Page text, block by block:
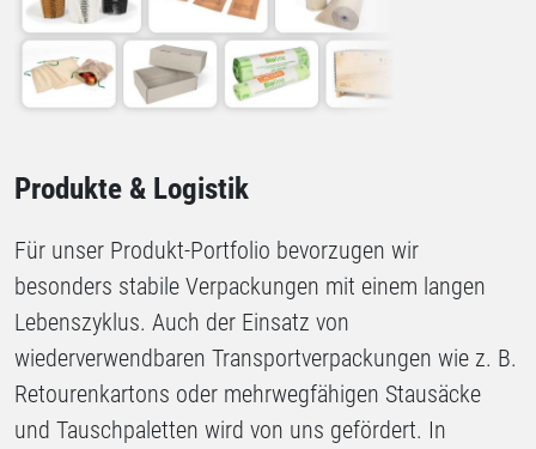
Produkte & Logistik
Für unser Produkt-Portfolio bevorzugen wir
besonders stabile Verpackungen mit einem langen
Lebenszyklus. Auch der Einsatz von
wiederverwendbaren Transportverpackungen wie z. B.
Retourenkartons oder mehrwegfähigen Stausäcke
und Tauschpaletten wird von uns gefördert. In